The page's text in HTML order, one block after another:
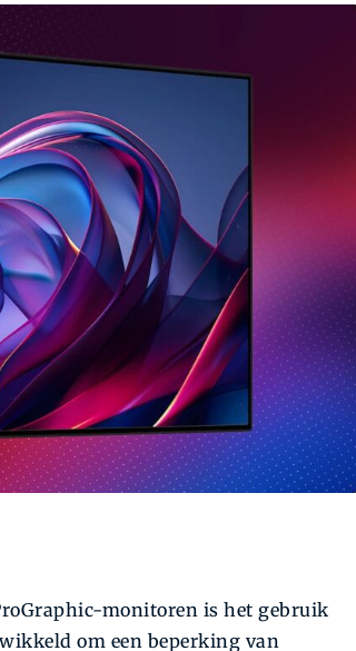
monitoren is het gebruik
om een beperking van